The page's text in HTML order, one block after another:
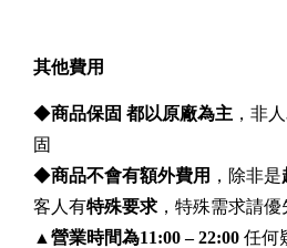
其他費用
◆商品保固 都以原廠為主 ，非
固
◆商品不會有額外費用 ，除非是
客人有特殊要求 ，特殊需求請
▲ 營業時間為11:00 – 22:00 任何